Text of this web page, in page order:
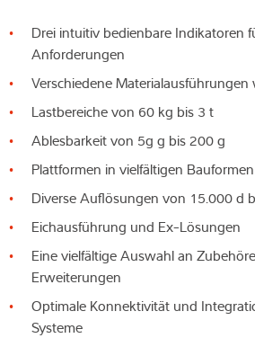
Drei intuitiv bedienbare Indikatoren
Anforderungen
Verschiedene Materialausführungen
Lastbereiche von 60 kg bis 3 t
Ablesbarkeit von 5g g bis 200 g
Plattformen in vielfältigen
Diverse Auflösungen von 15.000 d
Eichausführung und Ex-Lösungen
Eine vielfältige Auswahl an
Erweiterungen
Optimale Konnektivität und
Systeme